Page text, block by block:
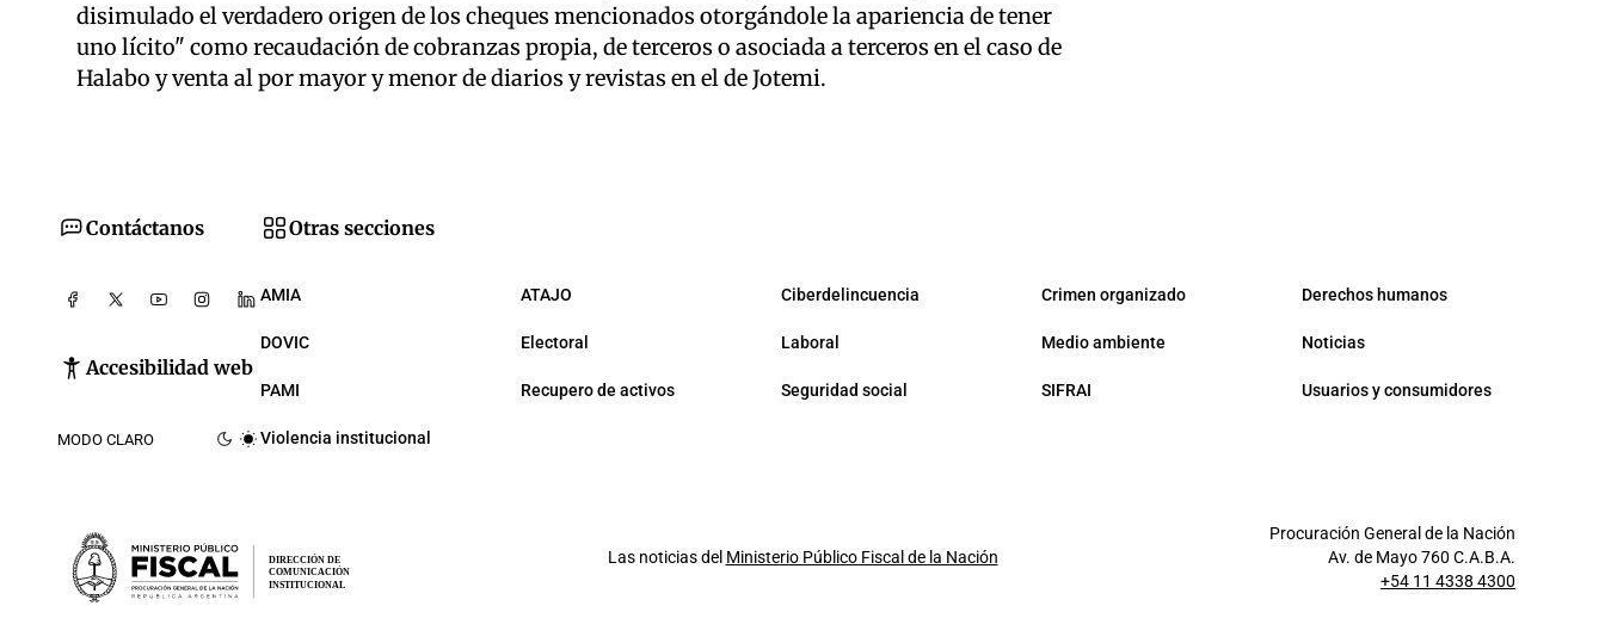
disimulado el verdadero origen de los cheques mencionados otorgándole la apariencia de tener
uno lícito" como recaudación de cobranzas propia, de terceros o asociada a terceros en el caso de
Halabo y venta al por mayor y menor de diarios y revistas en el de Jotemi.
Contáctanos
Accesibilidad web
MODO CLARO
Otras secciones
AMIA ATAJO Ciberdelincuencia Crimen organizado Derechos humanos
DOVIC Electoral Laboral Medio ambiente Noticias
PAMI Recupero de activos Seguridad social SIFRAI Usuarios y consumidores
Violencia institucional
DIRECCIÓN DE
COMUNICACIÓN
INSTITUCIONAL
Las noticias del Ministerio Público Fiscal de la Nación
Procuración General de la Nación
Av. de Mayo 760 C.A.B.A.
+54 11 4338 4300